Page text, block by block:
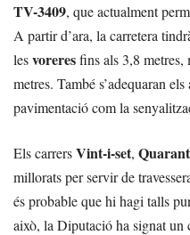
TV-3409, que actualment
A partir d’ara, la carretera
lesvoreresfins als 3,8 metres,
metres. També s’adequaran
pavimentació com la
Els carrersVint-i-set,
millorats per servir de
és probable que hi hagi talls
això, la Diputació ha signat un